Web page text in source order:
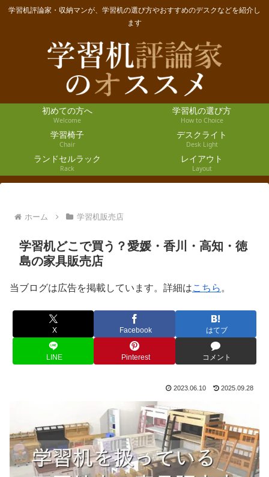
学習机評論家・収納マンが、学習机の選び方やおすすめのデスクなどを紹介し
ます
初めての方へ
Welcome
学習机の選び方
How to Choice
学習椅子
Chair
デスクライト
Desk Light
ランドセルラック
Rack
レイアウト
Layout
ホーム 学習机販売店
学習机どこで買う？愛媛・香川・高知・徳
島の家具販売店
当ブログは広告を掲載しています。詳細はこちら 。
X Facebook はてブ
LINE Pinterest コメント
2023.06.10 2025.09.28